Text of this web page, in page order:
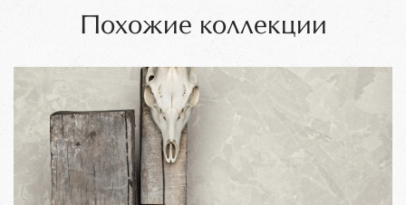
Похожие коллекции